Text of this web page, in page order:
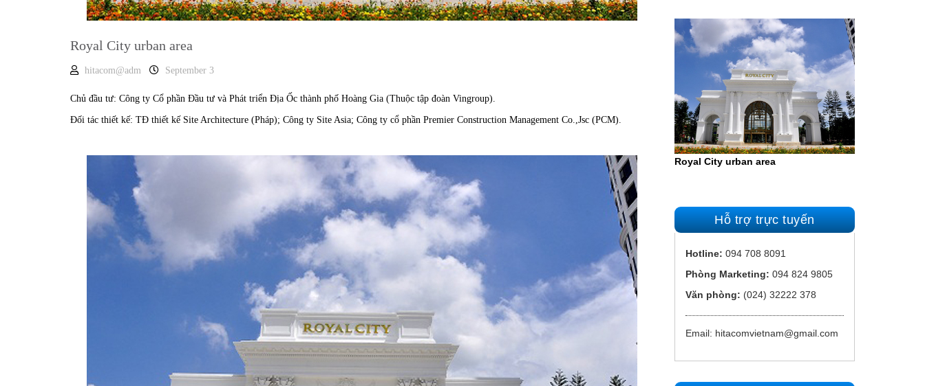
Royal City urban area
hitacom@adm September 3
Chủ đầu tư: Công ty Cổ phần Đầu tư và Phát triển Địa Ốc thành phố Hoàng Gia (Thuộc tập đoàn Vingroup).
Đối tác thiết kế: TĐ thiết kế Site Architecture (Pháp); Công ty Site Asia; Công ty cổ phần Premier Construction Management Co.,Jsc (PCM).
Royal City urban area
Hỗ trợ trực tuyến
Hotline: 094 708 8091
Phòng Marketing: 094 824 9805
Văn phòng: (024) 32222 378
Email: hitacomvietnam@gmail.com